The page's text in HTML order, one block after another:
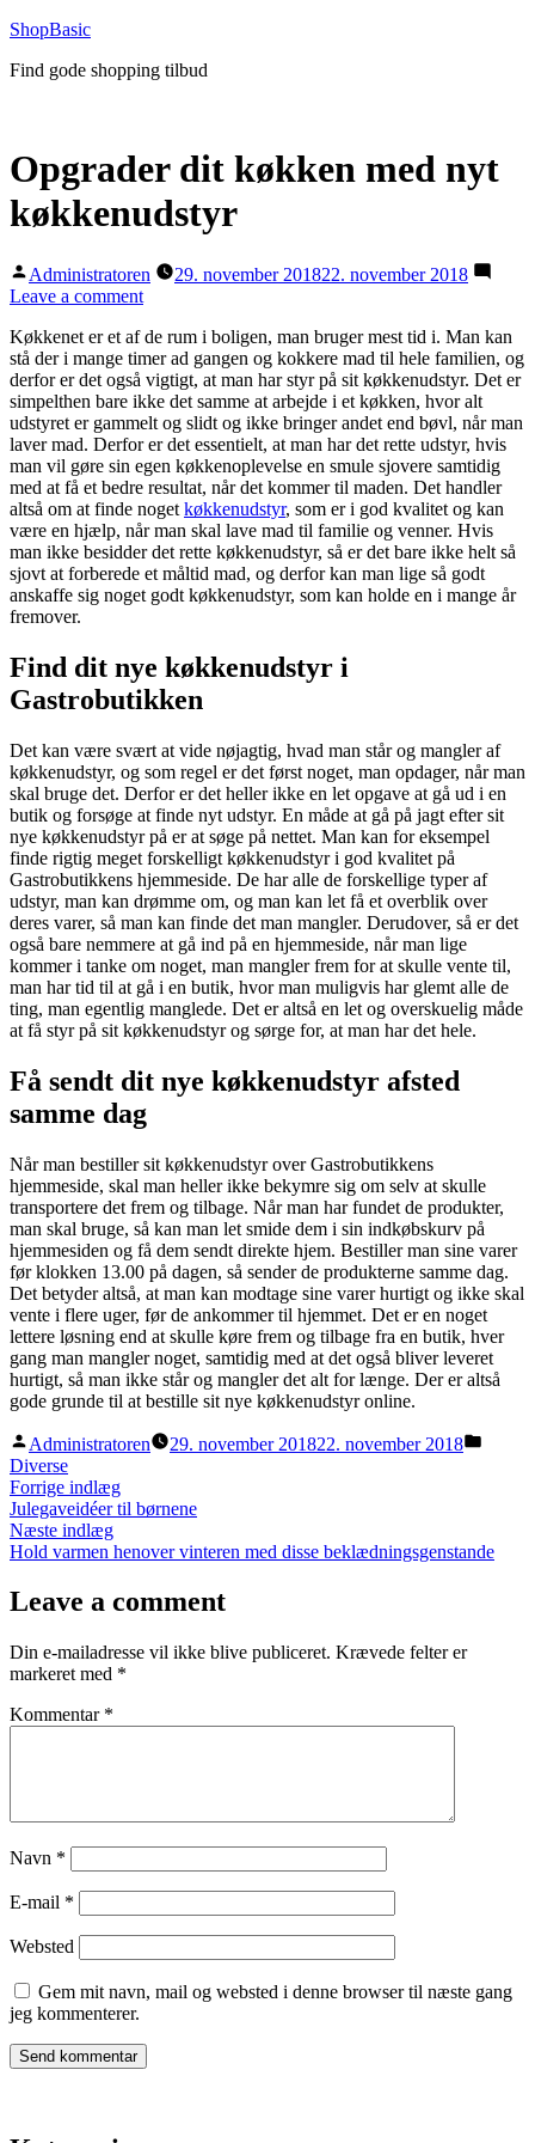
Videre
indhold
ShopBasic
Find gode shopping tilbud
Opgrader dit køkken med nyt
køkkenudstyr
Posted
by
Administratoren 29. november 201822. november 2018
Leave a commenton
dit
køkken
med
nyt
køkkenudstyr
Køkkenet er et af de rum i boligen, man bruger mest tid i. Man kan
stå der i mange timer ad gangen og kokkere mad til hele familien, og
derfor er det også vigtigt, at man har styr på sit køkkenudstyr. Det er
simpelthen bare ikke det samme at arbejde i et køkken, hvor alt
udstyret er gammelt og slidt og ikke bringer andet end bøvl, når man
laver mad. Derfor er det essentielt, at man har det rette udstyr, hvis
man vil gøre sin egen køkkenoplevelse en smule sjovere samtidig
med at få et bedre resultat, når det kommer til maden. Det handler
altså om at finde noget køkkenudstyr, som er i god kvalitet og kan
være en hjælp, når man skal lave mad til familie og venner. Hvis
man ikke besidder det rette køkkenudstyr, så er det bare ikke helt så
sjovt at forberede et måltid mad, og derfor kan man lige så godt
anskaffe sig noget godt køkkenudstyr, som kan holde en i mange år
fremover.
Find dit nye køkkenudstyr i
Gastrobutikken
Det kan være svært at vide nøjagtig, hvad man står og mangler af
køkkenudstyr, og som regel er det først noget, man opdager, når man
skal bruge det. Derfor er det heller ikke en let opgave at gå ud i en
butik og forsøge at finde nyt udstyr. En måde at gå på jagt efter sit
nye køkkenudstyr på er at søge på nettet. Man kan for eksempel
finde rigtig meget forskelligt køkkenudstyr i god kvalitet på
Gastrobutikkens hjemmeside. De har alle de forskellige typer af
udstyr, man kan drømme om, og man kan let få et overblik over
deres varer, så man kan finde det man mangler. Derudover, så er det
også bare nemmere at gå ind på en hjemmeside, når man lige
kommer i tanke om noget, man mangler frem for at skulle vente til,
man har tid til at gå i en butik, hvor man muligvis har glemt alle de
ting, man egentlig manglede. Det er altså en let og overskuelig måde
at få styr på sit køkkenudstyr og sørge for, at man har det hele.
Få sendt dit nye køkkenudstyr afsted
samme dag
Når man bestiller sit køkkenudstyr over Gastrobutikkens
hjemmeside, skal man heller ikke bekymre sig om selv at skulle
transportere det frem og tilbage. Når man har fundet de produkter,
man skal bruge, så kan man let smide dem i sin indkøbskurv på
hjemmesiden og få dem sendt direkte hjem. Bestiller man sine varer
før klokken 13.00 på dagen, så sender de produkterne samme dag.
Det betyder altså, at man kan modtage sine varer hurtigt og ikke skal
vente i flere uger, før de ankommer til hjemmet. Det er en noget
lettere løsning end at skulle køre frem og tilbage fra en butik, hver
gang man mangler noget, samtidig med at det også bliver leveret
hurtigt, så man ikke står og mangler det alt for længe. Der er altså
gode grunde til at bestille sit nye køkkenudstyr online.
Posted
by
Administratoren 29. november 201822. november 2018
Diverse
Indlægsnavigation
Forrige indlægPrevious
post:
Julegaveidéer til børnene
Næste indlægNext
post:
Hold varmen henover vinteren med disse beklædningsgenstande
Leave a comment
Din e-mailadresse vil ikke blive publiceret. Krævede felter er
markeret med *
Kommentar *
Navn *
E-mail *
Websted
Gem mit navn, mail og websted i denne browser til næste gang
jeg kommenterer.